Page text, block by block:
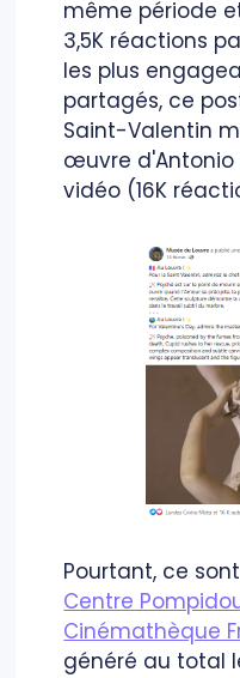
même période
3,5K réactions
les plus
partagés, ce
Saint-Valentin
œuvre d'Antonio
vidéo (16K
Pourtant, ce
Centre
Cinémathèque
généré au total